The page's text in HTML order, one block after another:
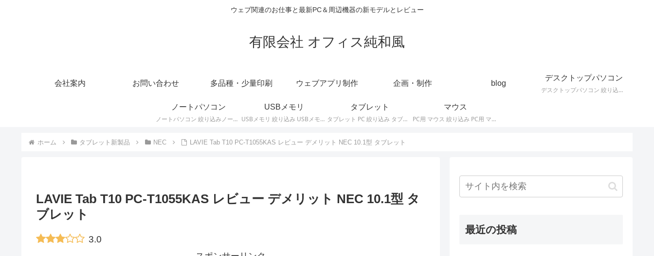
ウェブ関連のお仕事と最新PC＆周辺機器の新モデルとレビュー
有限会社 オフィス純和風
会社案内 お問い合わせ 多品種・少量印刷 ウェブアプリ制作 企画・制作 blog
デスクトップパソコン
デスクトップパソコン 絞り込み デスクトップPCの最新モデルやスペック・仕様に関する情報。
ノートパソコン
ノートパソコン 絞り込みノートPCの最新モデルやスペック・仕様に関する情報。
USBメモリ
USBメモリ 絞り込み USBメモリの最新モデルやスペック・仕様に関する情報。
タブレット
タブレット PC 絞り込み タブレットの最新モデルやスペック・仕様に関する情報。
マウス
PC用 マウス 絞り込み PC用 マウス 最新モデルやスペック・仕様に関する情報。ワイヤレスマウス、有線マウス、接続タイプなど。
ホーム タブレット新製品 NEC LAVIE Tab T10 PC-T1055KAS レビュー デメリット NEC 10.1型 タブレット
LAVIE Tab T10 PC-T1055KAS レビュー デメリット NEC 10.1型 タ
ブレット
3.0
最近の投稿